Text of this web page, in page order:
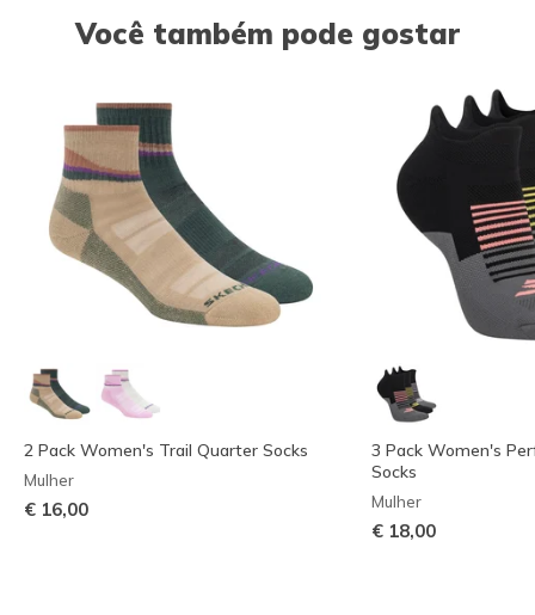
Você também pode gostar
2 Pack Women's Trail Quarter Socks
Mulher
€ 16,00
3 Pack Women's
Socks
Mulher
€ 18,00